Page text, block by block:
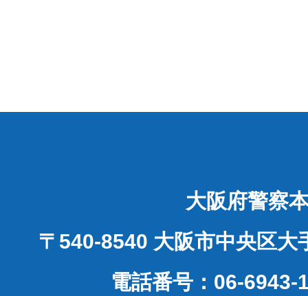
大阪府警察
〒540-8540 大阪市中央区大
電話番号：06-6943-